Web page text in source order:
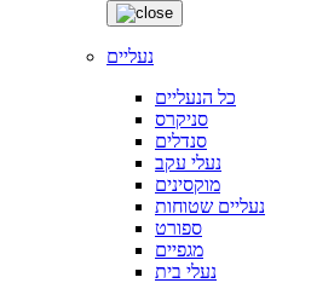
נעליים
כל הנעליים
סניקרס
סנדלים
נעלי עקב
מוקסינים
נעליים שטוחות
ספורט
מגפיים
נעלי בית